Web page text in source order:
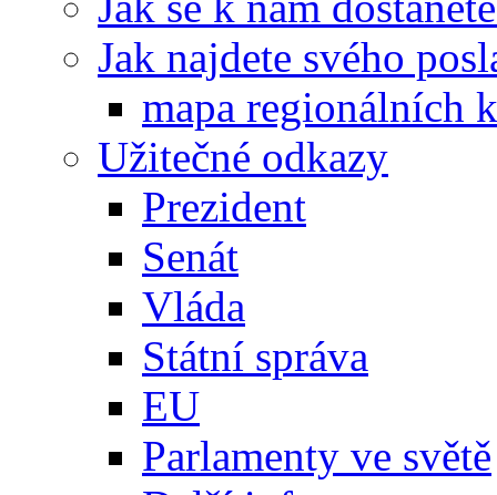
Jak najdete svého
mapa regionálních
Užitečné odkazy
Prezident
Senát
Vláda
Státní správa
EU
Parlamenty ve světě